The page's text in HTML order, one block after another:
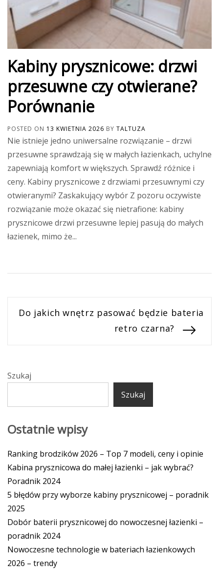
Kabiny prysznicowe: drzwi
przesuwne czy otwierane?
Porównanie
POSTED ON 13 KWIETNIA 2026 BY TALTUZA
Nie istnieje jedno uniwersalne rozwiązanie – drzwi
przesuwne sprawdzają się w małych łazienkach, uchylne
zapewniają komfort w większych. Sprawdź różnice i
ceny. Kabiny prysznicowe z drzwiami przesuwnymi czy
otwieranymi? Zaskakujący wybór Z pozoru oczywiste
rozwiązanie może okazać się nietrafione: kabiny
prysznicowe drzwi przesuwne lepiej pasują do małych
łazienek, mimo że...
Nawigacja
Next
Do jakich wnętrz pasować będzie bateria
retro czarna?
Szukaj
Szukaj
Ostatnie wpisy
Ranking brodzików 2026 – Top 7 modeli, ceny i opinie
Kabina prysznicowa do małej łazienki – jak wybrać?
Poradnik 2024
5 błędów przy wyborze kabiny prysznicowej – poradnik
2025
Dobór baterii prysznicowej do nowoczesnej łazienki –
poradnik 2024
Nowoczesne technologie w bateriach łazienkowych
2026 – trendy